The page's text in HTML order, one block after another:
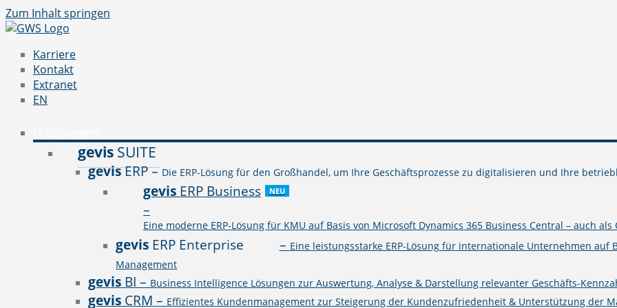
Zum Inhalt springen
Karriere
Kontakt
Extranet
EN
gevis SUITE
gevisERP– Die ERP-Lösung für den Großhandel, um Ihre Geschäftsprozesse zu digitalisieren und Ihre
gevis ERP Business
–
Eine moderne ERP-Lösung für KMU auf Basis von Microsoft Dynamics 365 Business Central – auch als
NEU
gevis ERP Enterprise – Eine leistungsstarke ERP-Lösung für internationale Unternehmen auf
Management
gevis BI – Business Intelligence Lösungen zur Auswertung, Analyse & Darstellung relevanter Geschäfts-
gevis CRM – Effizientes Kundenmanagement zur Steigerung der Kundenzufriedenheit & Unterstützung der